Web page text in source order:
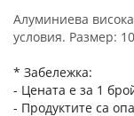
Алуминиева
условия. Размер:
* Забележка:
- Цената е за 1
- Продуктите са